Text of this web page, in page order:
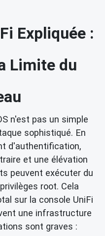
Expliquée :
Limite du
n'est pas un simple
sophistiqué. En
d'authentification,
et une élévation
peuvent exécuter du
root. Cela
sur la console UniFi
une infrastructure
sont graves :